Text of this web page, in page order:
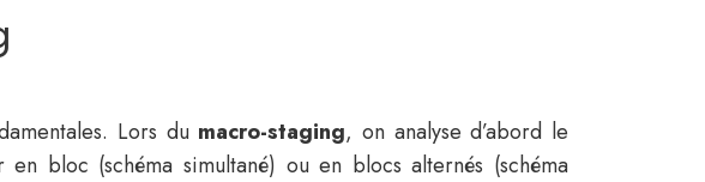
Lors du macro-staging, on analyse d’abord le
bloc (schéma simultané) ou en blocs alternés (schéma